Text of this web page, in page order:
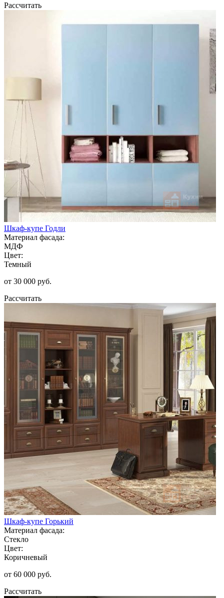
Рассчитать
Шкаф-купе Годли
Материал фасада:
МДФ
Цвет:
Темный
от 30 000 руб.
Рассчитать
Шкаф-купе Горький
Материал фасада:
Стекло
Цвет:
Коричневый
от 60 000 руб.
Рассчитать